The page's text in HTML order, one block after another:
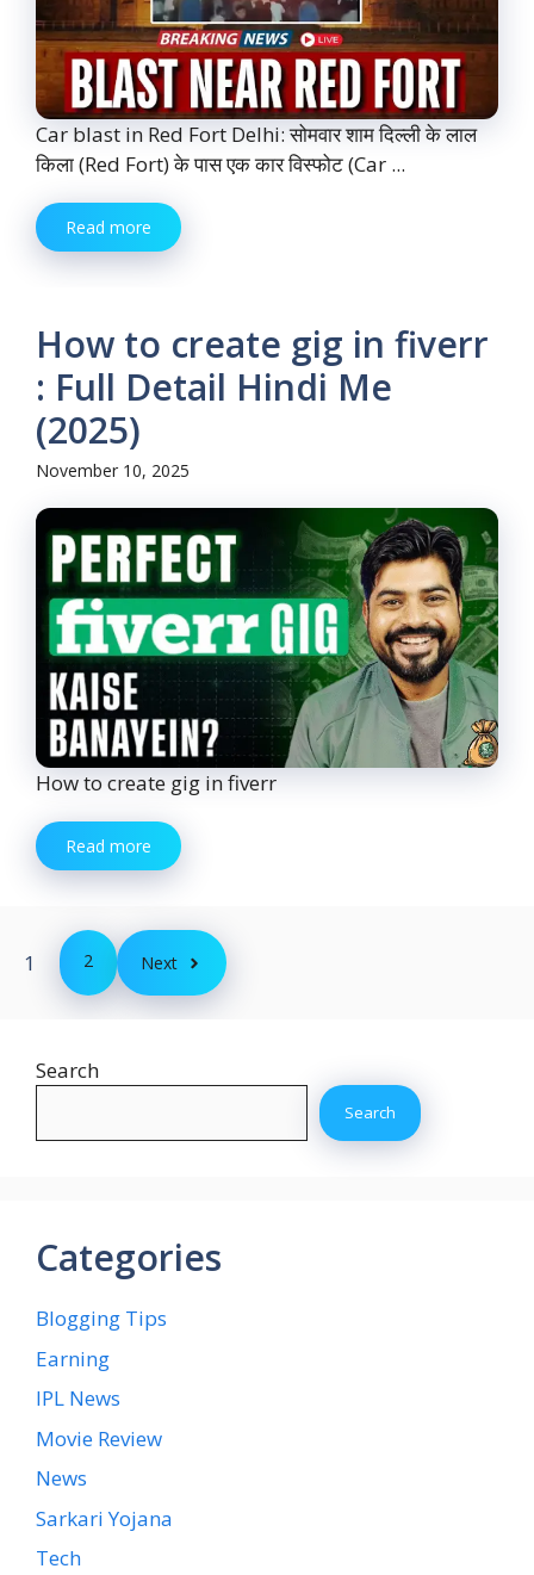
Car blast in Red Fort Delhi: सोमवार शाम दिल्ली के लाल
किला (Red Fort) के पास एक कार विस्फोट (Car ...
Read more
How to create gig in fiverr
: Full Detail Hindi Me
(2025)
November 10, 2025
How to create gig in fiverr
Read more
1 2 Next
Search
Search
Categories
Blogging Tips
Earning
IPL News
Movie Review
News
Sarkari Yojana
Tech